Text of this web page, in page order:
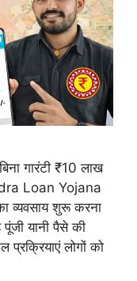
गारंटी ₹10 लाख
Loan Yojana
व्यवसाय शुरू करना
यानी पैसे की
लोगों को